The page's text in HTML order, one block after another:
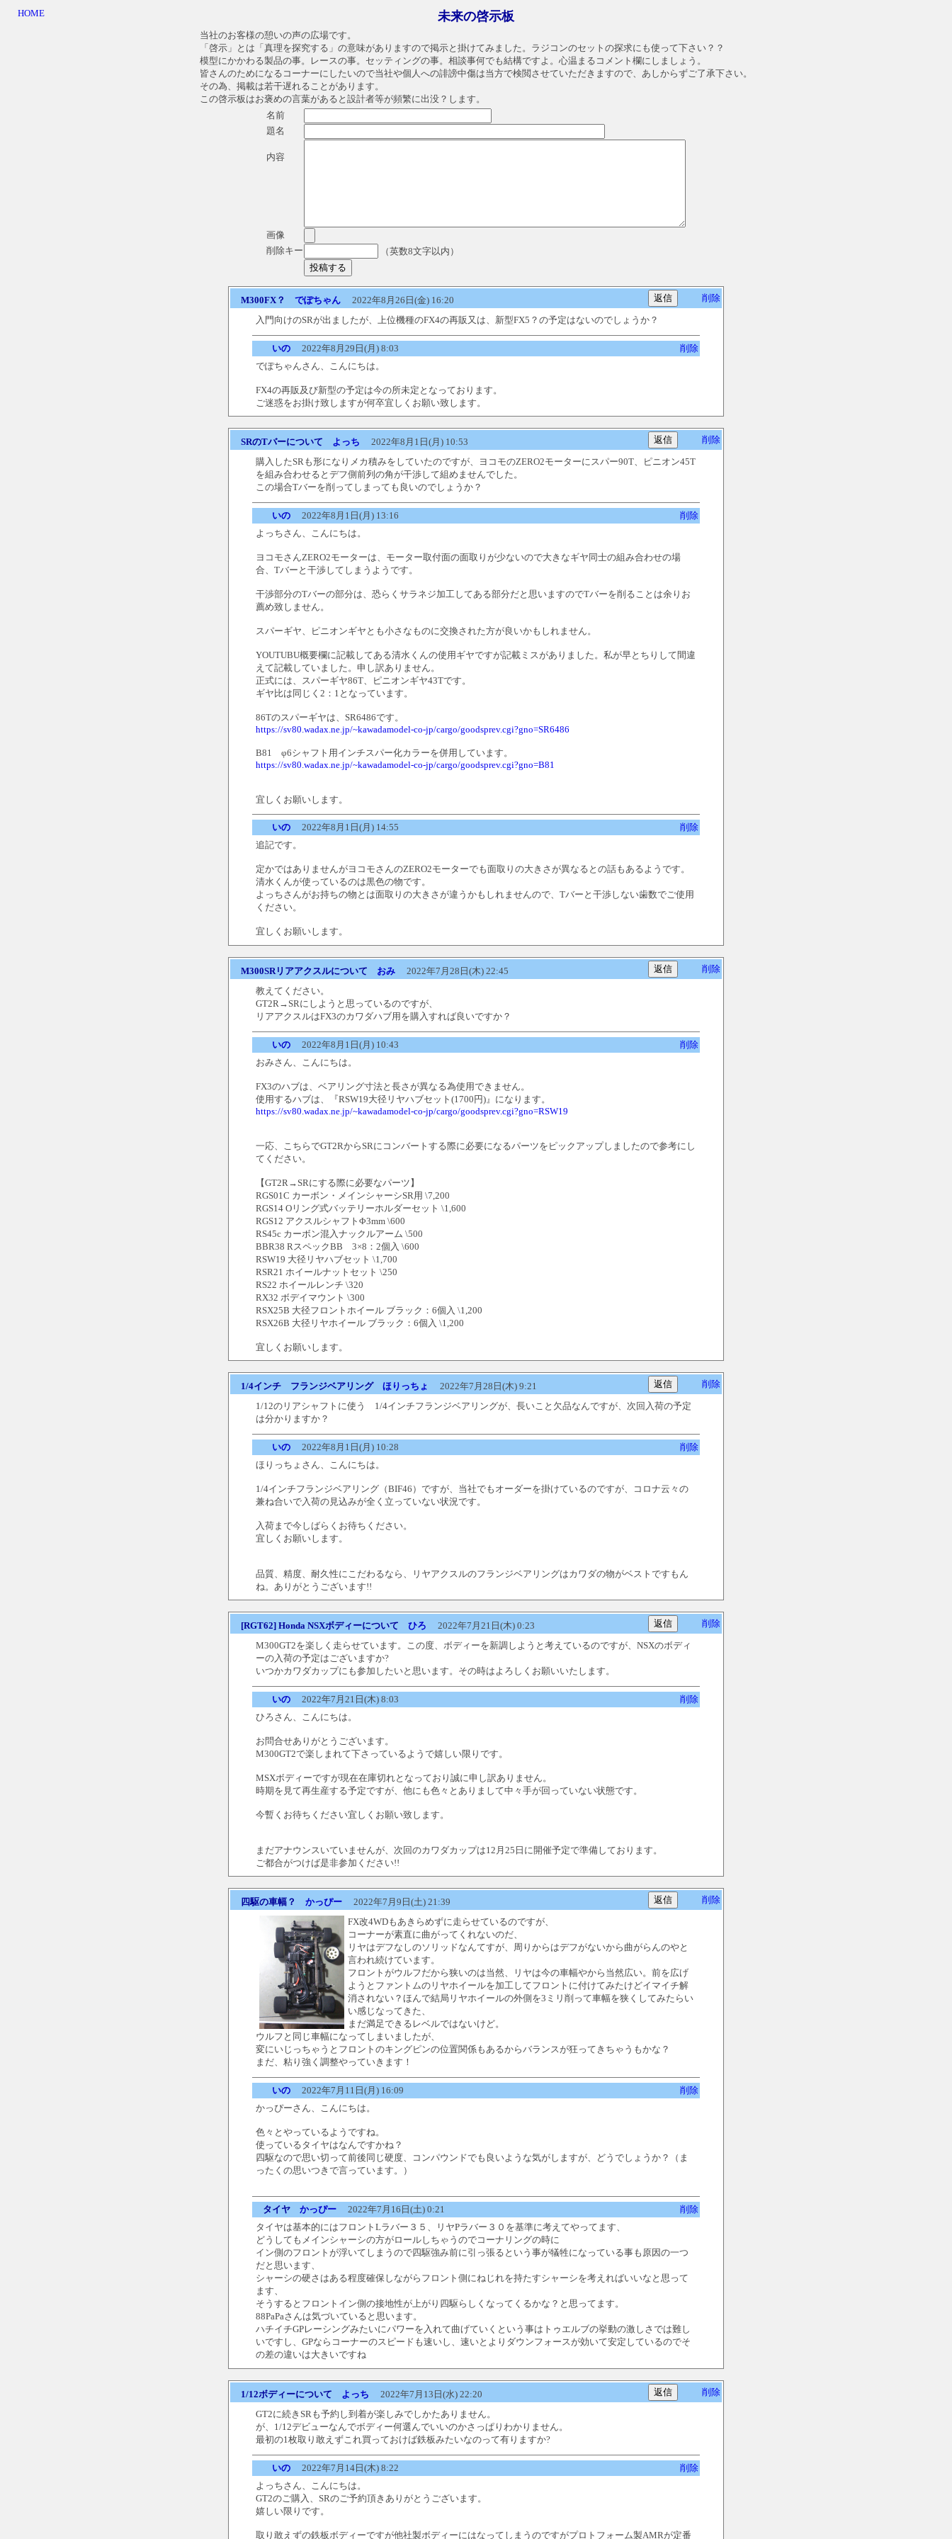
HOME 未来の啓示板
当社のお客様の憩いの声の広場です。
「啓示」とは「真理を探究する」の意味がありますので掲示と掛けてみました。ラジコンのセットの探求にも使って下さい？？
模型にかかわる製品の事。レースの事。セッティングの事。相談事何でも結構ですよ。心温まるコメント欄にしましょう。
皆さんのためになるコーナーにしたいので当社や個人への誹謗中傷は当方で検閲させていただきますので、あしからずご了承下さい。
その為、掲載は若干遅れることがあります。
この啓示板はお褒めの言葉があると設計者等が頻繁に出没？します。
名前
題名
内容
画像
削除キー
（英数8文字以内）
M300FX？ でぽちゃん 2022年8月26日(金) 16:20 削除
入門向けのSRが出ましたが、上位機種のFX4の再販又は、新型FX5？の予定はないのでしょうか？
いの 2022年8月29日(月) 8:03
削除
でぽちゃんさん、こんにちは。
FX4の再販及び新型の予定は今の所未定となっております。
ご迷惑をお掛け致しますが何卒宜しくお願い致します。
SRのTバーについて よっち 2022年8月1日(月) 10:53 削除
購入したSRも形になりメカ積みをしていたのですが、ヨコモのZERO2モーターにスパー90T、ピニオン45T
を組み合わせるとデフ側前列の角が干渉して組めませんでした。
この場合Tバーを削ってしまっても良いのでしょうか？
いの 2022年8月1日(月) 13:16
削除
よっちさん、こんにちは。
ヨコモさんZERO2モーターは、モーター取付面の面取りが少ないので大きなギヤ同士の組み合わせの場
合、Tバーと干渉してしまうようです。
干渉部分のTバーの部分は、恐らくサラネジ加工してある部分だと思いますのでTバーを削ることは余りお
薦め致しません。
スパーギヤ、ピニオンギヤとも小さなものに交換された方が良いかもしれません。
YOUTUBU概要欄に記載してある清水くんの使用ギヤですが記載ミスがありました。私が早とちりして間違
えて記載していました。申し訳ありません。
正式には、スパーギヤ86T、ピニオンギヤ43Tです。
ギヤ比は同じく2：1となっています。
86Tのスパーギヤは、SR6486です。
https://sv80.wadax.ne.jp/~kawadamodel-co-jp/cargo/goodsprev.cgi?gno=SR6486
B81 φ6シャフト用インチスパー化カラーを併用しています。
https://sv80.wadax.ne.jp/~kawadamodel-co-jp/cargo/goodsprev.cgi?gno=B81
宜しくお願いします。
いの 2022年8月1日(月) 14:55
削除
追記です。
定かではありませんがヨコモさんのZERO2モーターでも面取りの大きさが異なるとの話もあるようです。
清水くんが使っているのは黒色の物です。
よっちさんがお持ちの物とは面取りの大きさが違うかもしれませんので、Tバーと干渉しない歯数でご使用
ください。
宜しくお願いします。
M300SRリアアクスルについて おみ 2022年7月28日(木) 22:45 削除
教えてください。
GT2R→SRにしようと思っているのですが、
リアアクスルはFX3のカワダハブ用を購入すれば良いですか？
いの 2022年8月1日(月) 10:43
削除
おみさん、こんにちは。
FX3のハブは、ベアリング寸法と長さが異なる為使用できません。
使用するハブは、『RSW19大径リヤハブセット(1700円)』になります。
https://sv80.wadax.ne.jp/~kawadamodel-co-jp/cargo/goodsprev.cgi?gno=RSW19
一応、こちらでGT2RからSRにコンバートする際に必要になるパーツをピックアップしましたので参考にし
てください。
【GT2R→SRにする際に必要なパーツ】
RGS01C カーボン・メインシャーシSR用 \7,200
RGS14 Oリング式バッテリーホルダーセット \1,600
RGS12 アクスルシャフトΦ3mm \600
RS45c カーボン混入ナックルアーム \500
BBR38 RスペックBB 3×8：2個入 \600
RSW19 大径リヤハブセット \1,700
RSR21 ホイールナットセット \250
RS22 ホイールレンチ \320
RX32 ボデイマウント \300
RSX25B 大径フロントホイール ブラック：6個入 \1,200
RSX26B 大径リヤホイール ブラック：6個入 \1,200
宜しくお願いします。
1/4インチ フランジベアリング ほりっちょ 2022年7月28日(木) 9:21 削除
1/12のリアシャフトに使う 1/4インチフランジベアリングが、長いこと欠品なんですが、次回入荷の予定
は分かりますか？
いの 2022年8月1日(月) 10:28
削除
ほりっちょさん、こんにちは。
1/4インチフランジベアリング（BIF46）ですが、当社でもオーダーを掛けているのですが、コロナ云々の
兼ね合いで入荷の見込みが全く立っていない状況です。
入荷まで今しばらくお待ちください。
宜しくお願いします。
品質、精度、耐久性にこだわるなら、リヤアクスルのフランジベアリングはカワダの物がベストですもん
ね。ありがとうございます!!
[RGT62] Honda NSXボディーについて ひろ 2022年7月21日(木) 0:23 削除
M300GT2を楽しく走らせています。この度、ボディーを新調しようと考えているのですが、NSXのボディ
ーの入荷の予定はございますか?
いつかカワダカップにも参加したいと思います。その時はよろしくお願いいたします。
いの 2022年7月21日(木) 8:03
削除
ひろさん、こんにちは。
お問合せありがとうございます。
M300GT2で楽しまれて下さっているようで嬉しい限りです。
MSXボディーですが現在在庫切れとなっており誠に申し訳ありません。
時期を見て再生産する予定ですが、他にも色々とありまして中々手が回っていない状態です。
今暫くお待ちください宜しくお願い致します。
まだアナウンスいていませんが、次回のカワダカップは12月25日に開催予定で準備しております。
ご都合がつけば是非参加ください!!
四駆の車幅？ かっぴー 2022年7月9日(土) 21:39 削除
FX改4WDもあきらめずに走らせているのですが、
コーナーが素直に曲がってくれないのだ、
リヤはデフなしのソリッドなんてすが、周りからはデフがないから曲がらんのやと
言われ続けています。
フロントがウルフだから狭いのは当然、リヤは今の車幅やから当然広い。前を広げ
ようとファントムのリヤホイールを加工してフロントに付けてみたけどイマイチ解
消されない？ほんで結局リヤホイールの外側を3ミリ削って車幅を狭くしてみたらい
い感じなってきた、
まだ満足できるレベルではないけど。
ウルフと同じ車幅になってしまいましたが、
変にいじっちゃうとフロントのキングピンの位置関係もあるからバランスが狂ってきちゃうもかな？
まだ、粘り強く調整やっていきます！
いの 2022年7月11日(月) 16:09
削除
かっぴーさん、こんにちは。
色々とやっているようですね。
使っているタイヤはなんですかね？
四駆なので思い切って前後同じ硬度、コンパウンドでも良いような気がしますが、どうでしょうか？（ま
ったくの思いつきで言っています。）
タイヤ かっぴー 2022年7月16日(土) 0:21
削除
タイヤは基本的にはフロントLラバー３５、リヤPラバー３０を基準に考えてやってます、
どうしてもメインシャーシの方がロールしちゃうのでコーナリングの時に
イン側のフロントが浮いてしまうので四駆強み前に引っ張るという事が犠牲になっている事も原因の一つ
だと思います、
シャーシの硬さはある程度確保しながらフロント側にねじれを持たすシャーシを考えればいいなと思って
ます、
そうするとフロントイン側の接地性が上がり四駆らしくなってくるかな？と思ってます。
88PaPaさんは気づいていると思います。
ハチイチGPレーシングみたいにパワーを入れて曲げていくという事はトゥエルブの挙動の激しさでは難し
いですし、GPならコーナーのスピードも速いし、速いとよりダウンフォースが効いて安定しているのでそ
の差の違いは大きいですね
1/12ボディーについて よっち 2022年7月13日(水) 22:20 削除
GT2に続きSRも予約し到着が楽しみでしかたありません。
が、1/12デビューなんでボディー何選んでいいのかさっぱりわかりません。
最初の1枚取り敢えずこれ買っておけば鉄板みたいなのって有りますか?
いの 2022年7月14日(木) 8:22
削除
よっちさん、こんにちは。
GT2のご購入、SRのご予約頂きありがとうございます。
嬉しい限りです。
取り敢えずの鉄板ボディーですが他社製ボディーにはなってしまうのですがプロトフォーム製AMRが定番